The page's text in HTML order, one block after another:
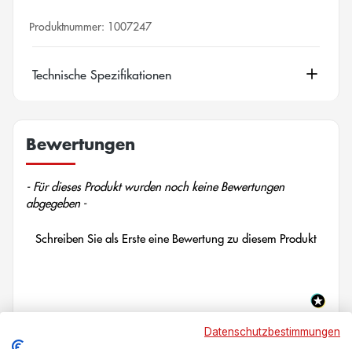
Produktnummer: 1007247
Technische Spezifikationen
Bewertungen
- Für dieses Produkt wurden noch keine Bewertungen
abgegeben -
Schreiben Sie als Erste eine Bewertung zu diesem Produkt
New content loaded
Datenschutzbestimmungen